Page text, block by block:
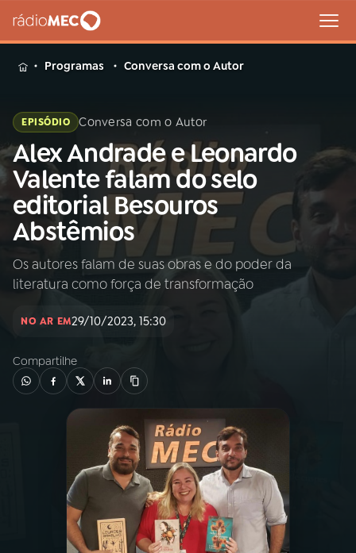
MENU
Buscar
na
Rádio
MEC
Buscar
Início AO VIVO
01INÍCIO
03PROGRAMAÇÃO
PROGRAMAS
PODCASTS
Programas Conversa com o Autor
EPISÓDIO Conversa com o Autor
Alex Andrade e Leonardo
Valente falam do selo
editorial Besouros
Abstêmios
Os autores falam de suas obras e do poder da
literatura como força de transformação
NO AR EM29/10/2023, 15:30
Compartilhe